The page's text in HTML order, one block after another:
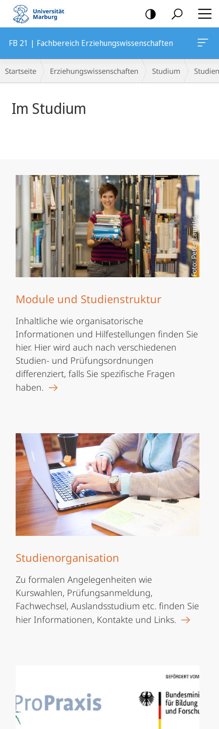
Mobile-
Navigation
FB 21 | Fachbereich Erziehungswissenschaften
Hauptinhalt
Breadcrumb-
Navigation
Startseite Erziehungswissenschaften Studium
Im Studium
Foto: Peter Lauritis
Module und Studienstruktur
Inhaltliche wie organisatorische
Informationen und Hilfestellungen finden Sie
hier. Hier wird auch nach verschiedenen
Studien- und Prüfungsordnungen
differenziert, falls Sie spezifische Fragen
haben.
Studienorganisation
Zu formalen Angelegenheiten wie
Kurswahlen, Prüfungsanmeldung,
Fachwechsel, Auslandsstudium etc. finden Sie
hier Informationen, Kontakte und Links.